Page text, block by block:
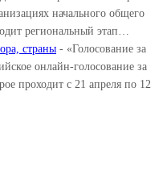
начального общего
региональный этап…
страны - «Голосование за
онлайн-голосование за
проходит с 21 апреля по 12